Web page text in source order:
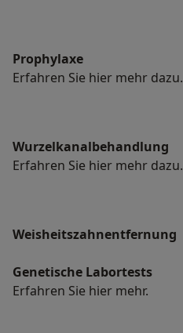
Prophylaxe
Erfahren Sie hier mehr dazu.
Wurzelkanalbehandlung
Erfahren Sie hier mehr dazu.
Weisheitszahnentfernung
Genetische Labortests
Erfahren Sie hier mehr.